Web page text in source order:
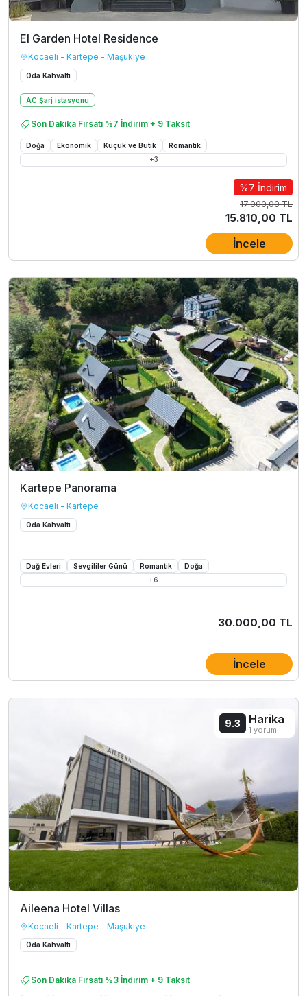
El Garden Hotel Residence
Kocaeli - Kartepe - Maşukiye
Oda Kahvaltı
AC Şarj istasyonu
Son Dakika Fırsatı %7 İndirim + 9 Taksit
Doğa Ekonomik Küçük ve Butik
Romantik
+3
%7 İndirim
17.000,00 TL
15.810,00 TL
İncele
Kartepe Panorama
Kocaeli - Kartepe
Oda Kahvaltı
Dağ Evleri Sevgililer Günü Romantik
Doğa
+6
30.000,00 TL
İncele
Aileena Hotel Villas
Kocaeli - Kartepe - Maşukiye
Oda Kahvaltı
Son Dakika Fırsatı %3 İndirim + 9 Taksit
9.3 Harika
1 yorum